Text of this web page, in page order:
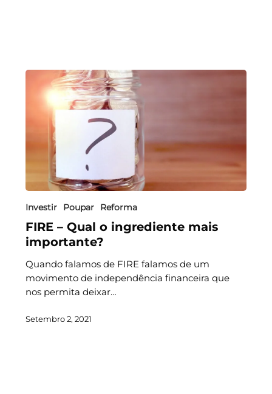
Investir Poupar Reforma
FIRE – Qual o ingrediente mais
importante?
Quando falamos de FIRE falamos de um
movimento de independência financeira que
nos permita deixar…
Setembro 2, 2021